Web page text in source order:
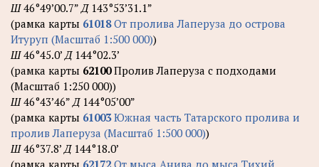
Ш46°49’00.7”Д143°53’31.1”
(рамка карты 61018От пролива Лаперуза до острова
Итуруп (Масштаб 1:500 000))
Ш46°45.0’Д144°02.3’
(рамка карты 62100Пролив Лаперуза с подходами
(Масштаб 1:250 000))
Ш46°43’46”Д144°05’00”
(рамка карты 61003Южная часть Татарского пролива и
пролив Лаперуза (Масштаб 1:500 000))
Ш46°37.8’Д144°18.0’